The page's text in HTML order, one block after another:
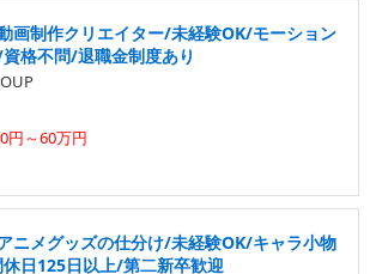
画制作クリエイター/未経験OK/モーション
格不問/退職金制度あり
円～60万円
ニメグッズの仕分け/未経験OK/キャラ小物
日125日以上/第二新卒歓迎